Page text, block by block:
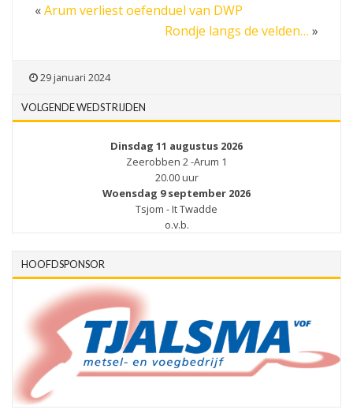
«Arum verliest oefenduel van DWP
Rondje langs de velden… »
29 januari 2024
VOLGENDE WEDSTRIJDEN
Dinsdag 11 augustus 2026
Zeerobben 2 -Arum 1
20.00 uur
Woensdag 9 september 2026
Tsjom - It Twadde
o.v.b.
HOOFDSPONSOR